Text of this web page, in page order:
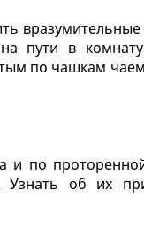
пути в
по чашкам
и по
об их